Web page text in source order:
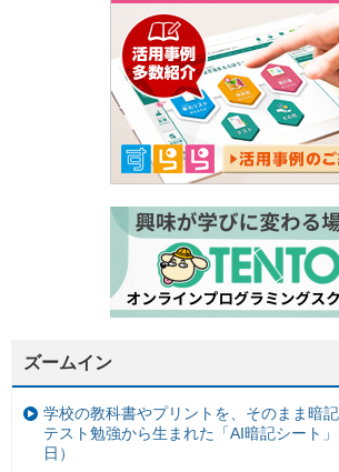
ズームイン
学校の教科書やプリントを、そのまま暗
テスト勉強から生まれた「AI暗記シート
日）